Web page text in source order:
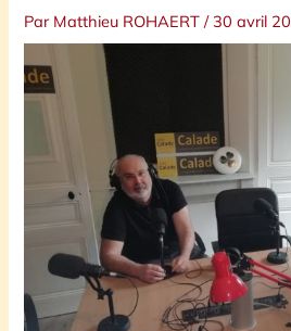
Par Matthieu ROHAERT/ 30 avril